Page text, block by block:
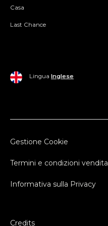
Casa
Last Chance
Lingua Inglese
Gestione Cookie
Termini e condizioni vendita
Informativa sulla Privacy
Credits